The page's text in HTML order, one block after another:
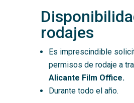
rodajes
Es imprescindible
permisos de rodaje a
Alicante Film Office.
Durante todo el año.